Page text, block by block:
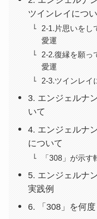
ツインレイにつ
2-1.片思いをし
愛運
2-2.復縁を願っ
愛運
2-3.ツインレイ
3. エンジェルナ
いて
4. エンジェルナ
について
「308」が示す
5. エンジェルナ
実践例
6. 「308」を何